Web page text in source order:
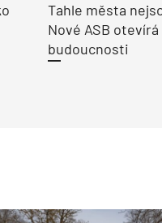
Tahle města
Nové ASB
budoucnosti